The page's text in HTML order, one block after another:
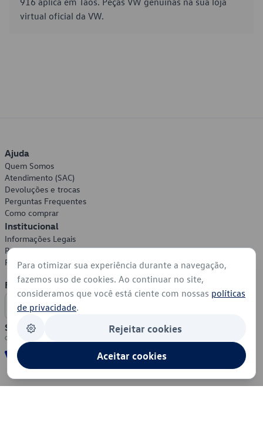
virtual oficial da VW.
Ajuda
Quem Somos
Atendimento (SAC)
Devoluções e trocas
Perguntas Frequentes
Como comprar
Institucional
Informações Legais
Política de Privacidade
Política de Cookies
Formas de Pagamento
Segurança
Para otimizar sua experiência durante a navegação,
fazemos uso de cookies. Ao continuar no site,
consideramos que você está ciente com nossas políticas
de privacidade.
Rejeitar cookies
Aceitar cookies